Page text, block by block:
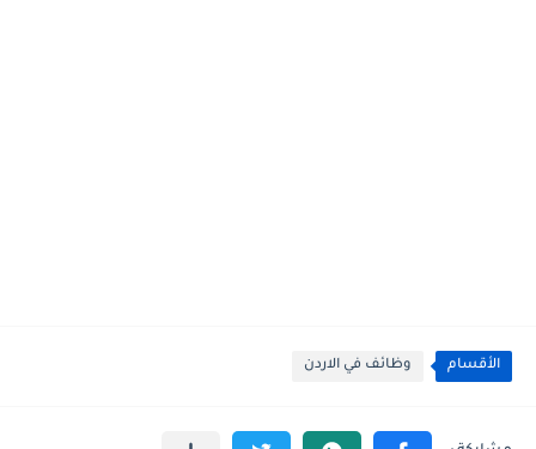
الأقسام وظائف في الاردن